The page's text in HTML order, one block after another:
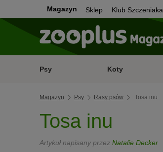
Magazyn Sklep Klub Szczeniaka
Psy Koty
Magazyn Psy Rasy psów Tosa inu
Tosa inu
Artykuł napisany przez Natalie Decker